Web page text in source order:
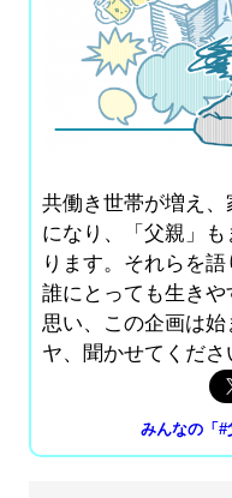
共働き世帯が増え
になり、「父親」
ります。それらを語
誰にとっても生き
思い、この企画は
ヤ、聞かせてくださ
みんなの「#